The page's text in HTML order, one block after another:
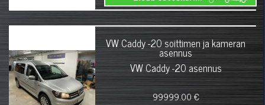
VW Caddy -20 soittimen ja kameran
asennus
VW Caddy -20 asennus
99999.00 €